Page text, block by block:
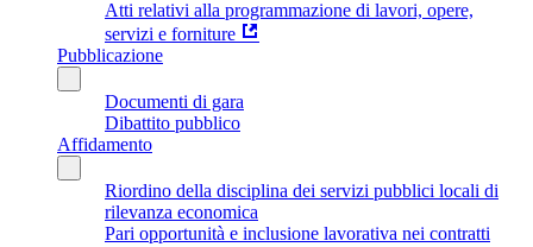
Atti relativi alla programmazione di lavori, opere,
servizi e forniture
Pubblicazione
Documenti di gara
Dibattito pubblico
Affidamento
Riordino della disciplina dei servizi pubblici locali di
rilevanza economica
Pari opportunità e inclusione lavorativa nei contratti